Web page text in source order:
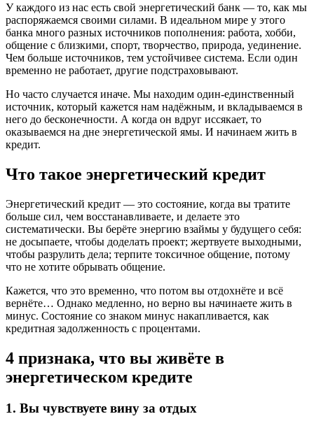
У каждого из нас есть свой энергетический банк ― то, как мы
распоряжаемся своими силами. В идеальном мире у этого
банка много разных источников пополнения: работа, хобби,
общение с близкими, спорт, творчество, природа, уединение.
Чем больше источников, тем устойчивее система. Если один
временно не работает, другие подстраховывают.
Но часто случается иначе. Мы находим один-единственный
источник, который кажется нам надёжным, и вкладываемся в
него до бесконечности. А когда он вдруг иссякает, то
оказываемся на дне энергетической ямы. И начинаем жить в
кредит.
Что такое энергетический кредит
Энергетический кредит — это состояние, когда вы тратите
больше сил, чем восстанавливаете, и делаете это
систематически. Вы берёте энергию взаймы у будущего себя:
не досыпаете, чтобы доделать проект; жертвуете выходными,
чтобы разрулить дела; терпите токсичное общение, потому
что не хотите обрывать общение.
Кажется, что это временно, что потом вы отдохнёте и всё
вернёте… Однако медленно, но верно вы начинаете жить в
минус. Состояние со знаком минус накапливается, как
кредитная задолженность с процентами.
4 признака, что вы живёте в
энергетическом кредите
1. Вы чувствуете вину за отдых